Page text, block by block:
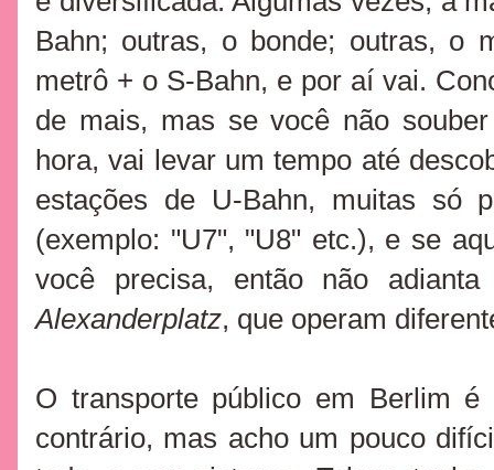
Bahn; outras, o bonde; outras, o
metrô + o S-Bahn, e por aí vai.
de mais, mas se você não
hora, vai levar um tempo até
estações de U-Bahn, muitas só
(exemplo: "U7", "U8" etc.), e se
você precisa, então não
Alexanderplatz, que operam
O transporte público em Berlim
contrário, mas acho um pouco